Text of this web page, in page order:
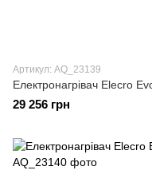
Артикул: AQ_23139
Електронагрівач Elecro
29 256 грн